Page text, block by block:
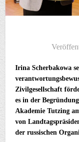
Irina Scherbakowa
Zivilgesellschaft
es in der
Akademie Tutzing
von
der russischen